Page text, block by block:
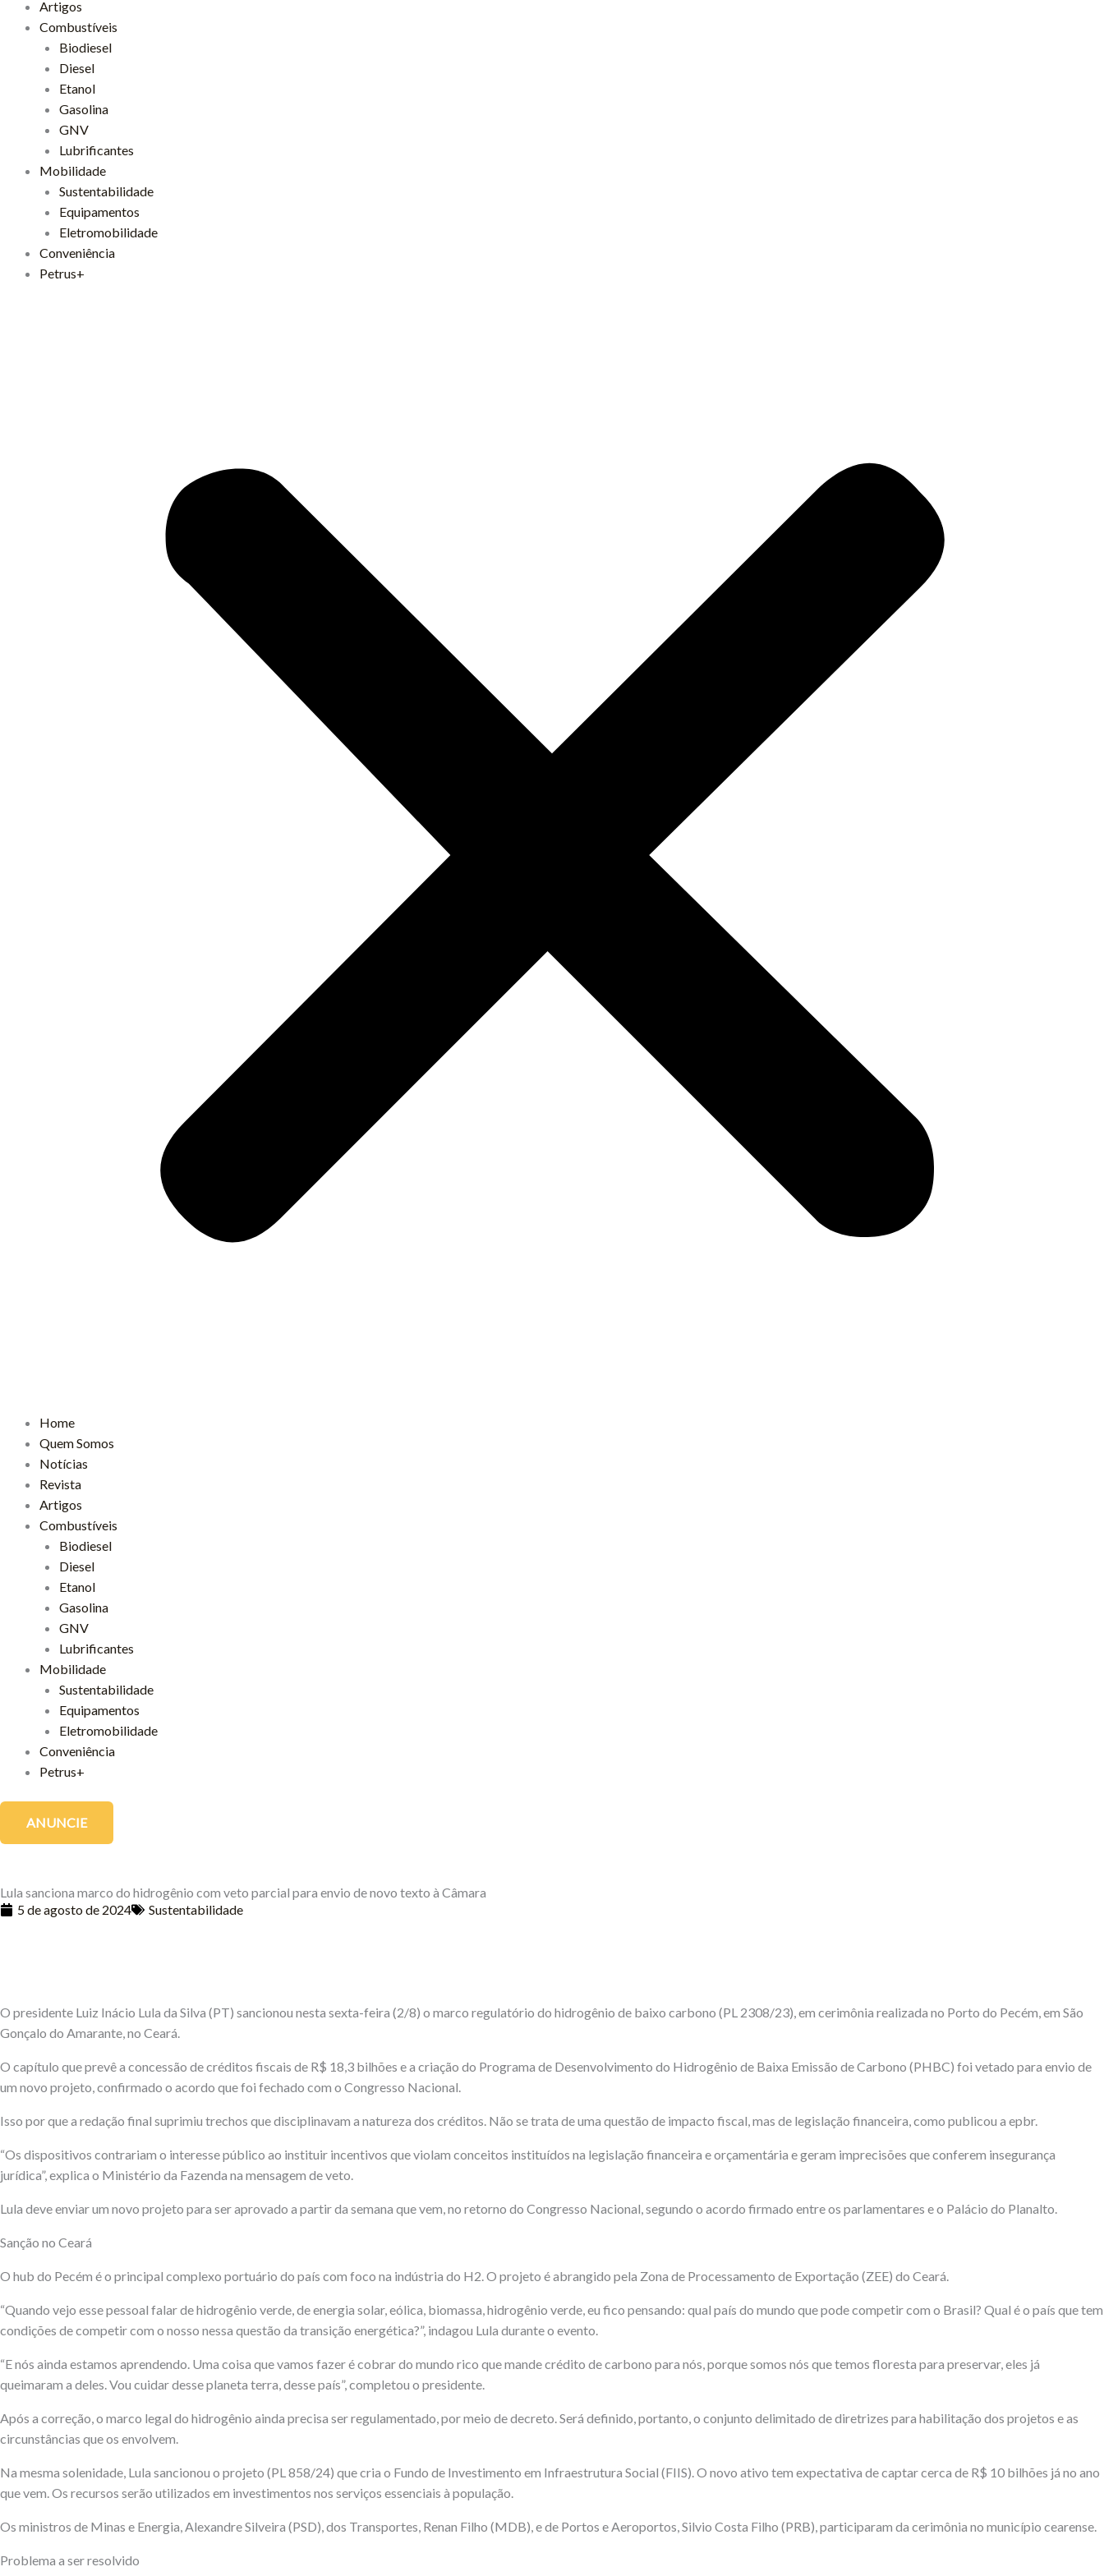
Artigos
Combustíveis
Biodiesel
Diesel
Etanol
Gasolina
GNV
Lubrificantes
Mobilidade
Sustentabilidade
Equipamentos
Eletromobilidade
Conveniência
Petrus+
Home
Quem Somos
Notícias
Revista
Artigos
Combustíveis
Biodiesel
Diesel
Etanol
Gasolina
GNV
Lubrificantes
Mobilidade
Sustentabilidade
Equipamentos
Eletromobilidade
Conveniência
Petrus+
ANUNCIE
Lula sanciona marco do hidrogênio com veto parcial para envio de novo texto à Câmara
5 de agosto de 2024
Sustentabilidade
O presidente Luiz Inácio Lula da Silva (PT) sancionou nesta sexta-feira (2/8) o marco regulatório do hidrogênio de baixo carbono (PL 2308/23), em cerimônia realizada no Porto do Pecém, em São
Gonçalo do Amarante, no Ceará.
O capítulo que prevê a concessão de créditos fiscais de R$ 18,3 bilhões e a criação do Programa de Desenvolvimento do Hidrogênio de Baixa Emissão de Carbono (PHBC) foi vetado para envio de
um novo projeto, confirmado o acordo que foi fechado com o Congresso Nacional.
Isso por que a redação final suprimiu trechos que disciplinavam a natureza dos créditos. Não se trata de uma questão de impacto fiscal, mas de legislação financeira, como publicou a epbr.
“Os dispositivos contrariam o interesse público ao instituir incentivos que violam conceitos instituídos na legislação financeira e orçamentária e geram imprecisões que conferem insegurança
jurídica”, explica o Ministério da Fazenda na mensagem de veto.
Lula deve enviar um novo projeto para ser aprovado a partir da semana que vem, no retorno do Congresso Nacional, segundo o acordo firmado entre os parlamentares e o Palácio do Planalto.
Sanção no Ceará
O hub do Pecém é o principal complexo portuário do país com foco na indústria do H2. O projeto é abrangido pela Zona de Processamento de Exportação (ZEE) do Ceará.
“Quando vejo esse pessoal falar de hidrogênio verde, de energia solar, eólica, biomassa, hidrogênio verde, eu fico pensando: qual país do mundo que pode competir com o Brasil? Qual é o país que tem
condições de competir com o nosso nessa questão da transição energética?”, indagou Lula durante o evento.
“E nós ainda estamos aprendendo. Uma coisa que vamos fazer é cobrar do mundo rico que mande crédito de carbono para nós, porque somos nós que temos floresta para preservar, eles já
queimaram a deles. Vou cuidar desse planeta terra, desse país”, completou o presidente.
Após a correção, o marco legal do hidrogênio ainda precisa ser regulamentado, por meio de decreto. Será definido, portanto, o conjunto delimitado de diretrizes para habilitação dos projetos e as
circunstâncias que os envolvem.
Na mesma solenidade, Lula sancionou o projeto (PL 858/24) que cria o Fundo de Investimento em Infraestrutura Social (FIIS). O novo ativo tem expectativa de captar cerca de R$ 10 bilhões já no ano
que vem. Os recursos serão utilizados em investimentos nos serviços essenciais à população.
Os ministros de Minas e Energia, Alexandre Silveira (PSD), dos Transportes, Renan Filho (MDB), e de Portos e Aeroportos, Silvio Costa Filho (PRB), participaram da cerimônia no município cearense.
Problema a ser resolvido